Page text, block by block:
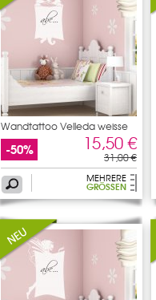
Wandtattoo Velleda weisse
-50% 15,50 €
31,00 €
MEHRERE
GRÖSSEN